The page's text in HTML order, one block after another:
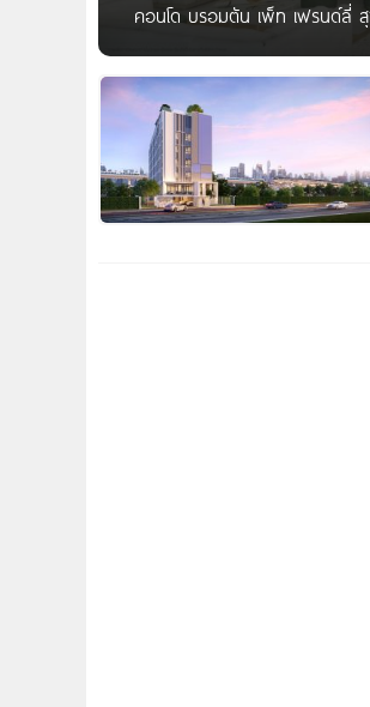
คอนโด บรอมตัน เพ็ท เฟรนด์ลี่ สุ
สุขุมวิท 107 เดินทางสะดวกสบา